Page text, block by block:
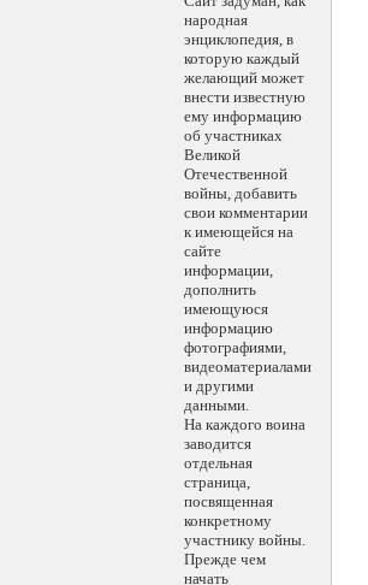
народная
энциклопедия, в
которую каждый
желающий может
внести известную
ему информацию
об участниках
Великой
Отечественной
войны, добавить
свои комментарии
к имеющейся на
сайте
информации,
дополнить
имеющуюся
информацию
фотографиями,
видеоматериалами
и другими
данными.
На каждого воина
заводится
отдельная
страница,
посвященная
конкретному
участнику войны.
Прежде чем
начать